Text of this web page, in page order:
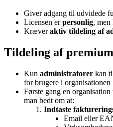
Giver adgang til udvidede
Licensen erpersonlig, men
Kræveraktiv tildeling af
Tildeling af
Kun administratorer kan
for brugere i organisationen
Første gang en
man bedt om at:
Indtaste
Email eller